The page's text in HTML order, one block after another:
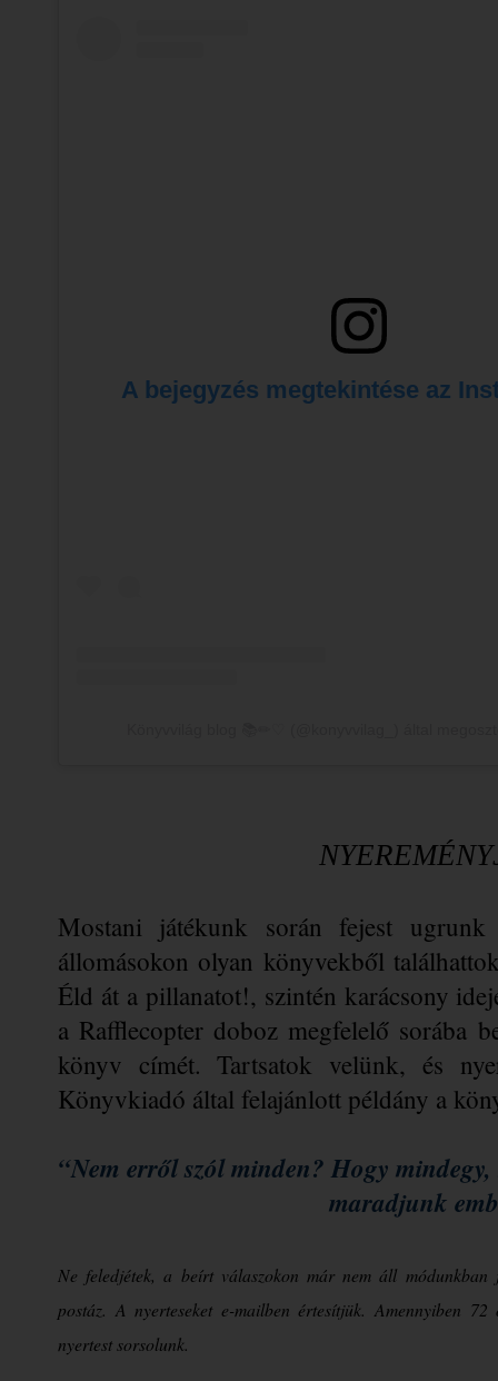
A bejegyzés megtekintése az
Mostani játékunk során fejest
állomásokon olyan könyvekből
Éld át a pillanatot!, szintén karácsony
a Rafflecopter doboz megfelelő sorába
könyv címét. Tartsatok velünk, és
Könyvkiadó által felajánlott példány a
“Nem erről szól minden? Hogy
maradjunk
Ne feledjétek, a beírt válaszokon már nem áll
postáz. A nyerteseket e-mailben értesítjük. Amennyiben
nyertest sorsolunk.